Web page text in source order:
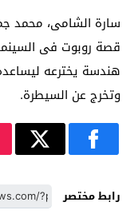
سارة الشامى، محمد
قصة روبوت فى
هندسة يخترعه
وتخرج عن السيطرة.
رابط مختصر